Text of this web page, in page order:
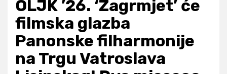
OLJK ’26. ‘Zagrmjet’ će
filmska glazba
Panonske filharmonije
na Trgu Vatroslava